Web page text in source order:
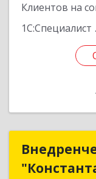
Клиентов на
1С:Специалист